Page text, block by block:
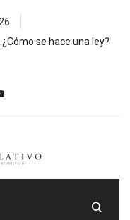
¿Cómo se hace una ley?